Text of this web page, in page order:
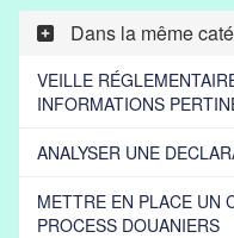
Dans la même
VEILLE
INFORMATIONS
ANALYSER UNE
METTRE EN PLACE UN
PROCESS DOUANIERS